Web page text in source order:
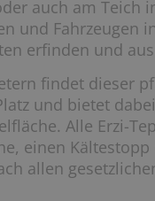
auch am Teich
und Fahrzeugen
erfinden und
findet dieser
und bietet
Alle Erzi-
einen
allen